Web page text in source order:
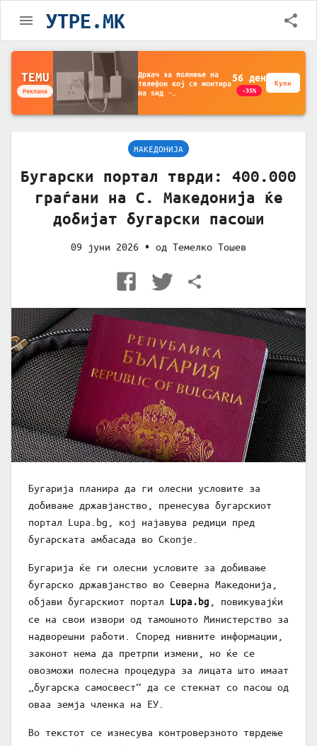
УТРЕ.MK
TEMU
Реклама
Држач за полнење на
телефон кој се монтира
на ѕид -
за чување на покрај
56 ден
-35%
Купи
МАКЕДОНИЈА
Бугарски портал тврди: 400.000
граѓани на С. Македонија ќе
добијат бугарски пасоши
09 јуни 2026 • од Темелко Тошев
Бугарија планира да ги олесни условите за
добивање државјанство, пренесува бугарскиот
портал Lupa.bg, кој најавува редици пред
бугарската амбасада во Скопје.
Бугарија ќе ги олесни условите за добивање
бугарско државјанство во Северна Македонија,
објави бугарскиот портал Lupa.bg , повикувајќи
се на свои извори од тамошното Министерство за
надворешни работи. Според нивните информации,
законот нема да претрпи измени, но ќе се
овозможи полесна процедура за лицата што имаат
„бугарска самосвест“ да се стекнат со пасош од
оваа земја членка на ЕУ.
Во текстот се изнесува контроверзното тврдење